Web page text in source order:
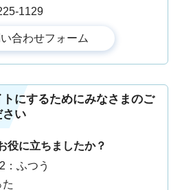
1129
にするためにみなさまのご
さい
役に立ちましたか？
2：ふつう